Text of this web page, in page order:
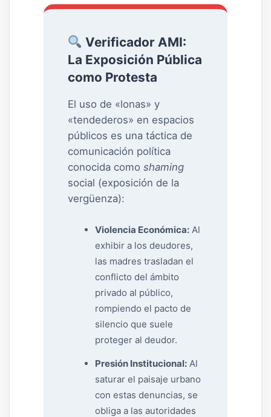
Verificador AMI:
La Exposición Pública
como Protesta
El uso de «lonas» y
«tendederos» en espacios
públicos es una táctica de
comunicación política
conocida como shaming
social (exposición de la
vergüenza):
Violencia Económica: Al
exhibir a los deudores,
las madres trasladan el
conflicto del ámbito
privado al público,
rompiendo el pacto de
silencio que suele
proteger al deudor.
Presión Institucional: Al
saturar el paisaje urbano
con estas denuncias, se
obliga a las autoridades